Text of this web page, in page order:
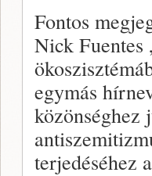
Fontos
Nick Fuentes
egymás
közönséghez
terjedéséhez